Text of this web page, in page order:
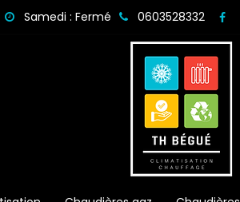
Samedi : Fermé 0603528332